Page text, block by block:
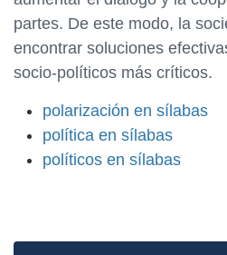
partes. De este modo, la
encontrar soluciones
socio-políticos más críticos.
polarización en sílabas
política en sílabas
políticos en sílabas